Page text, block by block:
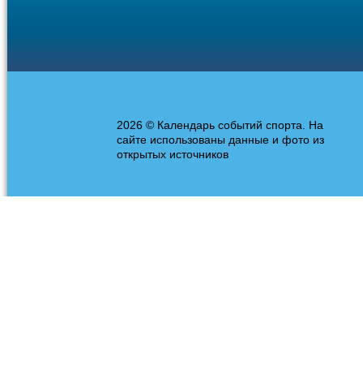
2026 © Календарь событий спорта. На
сайте использованы данные и фото из
открытых источников